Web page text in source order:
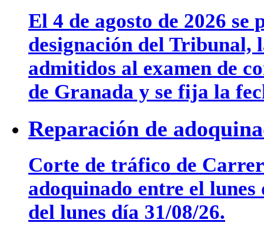
El 4 de agosto de 2026
designación del Tribunal,
admitidos al examen de
de Granada y se fija la
Reparación de
Corte de tráfico de
adoquinado entre el
del lunes día 31/08/26.